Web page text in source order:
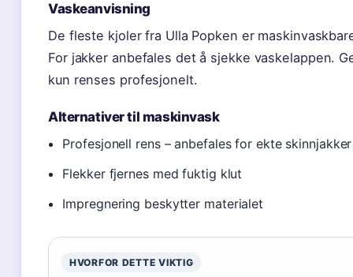
Vaskeanvisning
De fleste kjoler fra Ulla Popken er
For jakker anbefales det å sjekke vaskelappen.
kun renses profesjonelt.
Alternativer til maskinvask
Profesjonell rens – anbefales for ekte skinnjakker
Flekker fjernes med fuktig klut
Impregnering beskytter materialet
HVORFOR DETTE VIKTIG